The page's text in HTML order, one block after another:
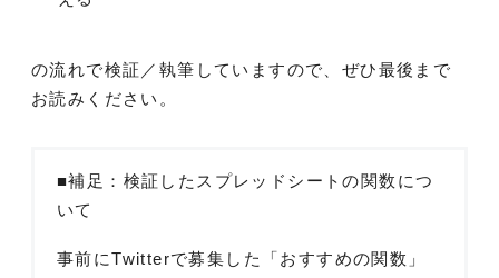
の流れで検証／執筆していますので、ぜひ最後まで
お読みください。
■補足：検証したスプレッドシートの関数につ
いて
事前にTwitterで募集した「おすすめの関数」